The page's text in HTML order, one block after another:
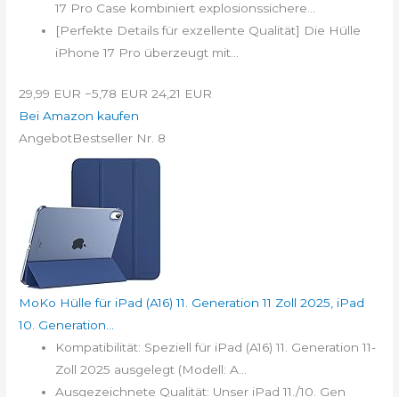
17 Pro Case kombiniert explosionssichere...
[Perfekte Details für exzellente Qualität] Die Hülle
iPhone 17 Pro überzeugt mit...
29,99 EUR −5,78 EUR 24,21 EUR
Bei Amazon kaufen
AngebotBestseller Nr. 8
MoKo Hülle für iPad (A16) 11. Generation 11 Zoll 2025, iPad
10. Generation...
Kompatibilität: Speziell für iPad (A16) 11. Generation 11-
Zoll 2025 ausgelegt (Modell: A...
Ausgezeichnete Qualität: Unser iPad 11./10. Gen